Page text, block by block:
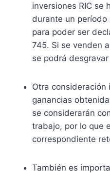
inversiones RIC se
durante un
para poder ser
745. Si se venden
se podrá
Otra consideración
ganancias
se considerarán
trabajo, por lo que
correspondiente
También es